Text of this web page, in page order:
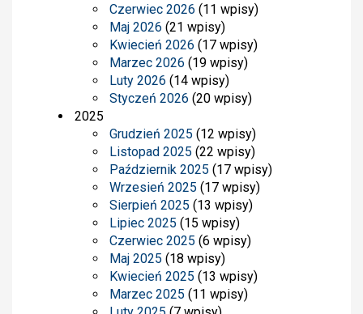
Czerwiec 2026 (11 wpisy)
Maj 2026 (21 wpisy)
Kwiecień 2026 (17 wpisy)
Marzec 2026 (19 wpisy)
Luty 2026 (14 wpisy)
Styczeń 2026 (20 wpisy)
2025
Grudzień 2025 (12 wpisy)
Listopad 2025 (22 wpisy)
Październik 2025 (17 wpisy)
Wrzesień 2025 (17 wpisy)
Sierpień 2025 (13 wpisy)
Lipiec 2025 (15 wpisy)
Czerwiec 2025 (6 wpisy)
Maj 2025 (18 wpisy)
Kwiecień 2025 (13 wpisy)
Marzec 2025 (11 wpisy)